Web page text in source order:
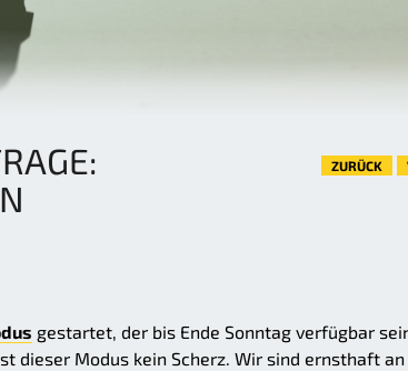
ZURÜCK
gestartet, der bis Ende Sonntag verfügbar
dieser Modus kein Scherz. Wir sind ernsthaft an